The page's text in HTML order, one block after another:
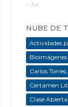
« Jul
NUBE DE
Actividades
Bioimágenes
Carlos
Certamen
Clase Abierta